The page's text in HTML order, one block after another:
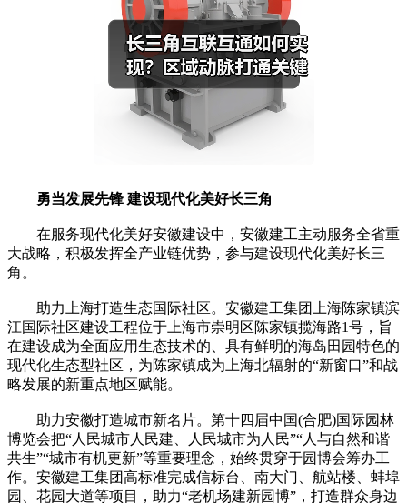
勇当发展先锋 建设现代化美好长三角
在服务现代化美好安徽建设中，安徽建工主动服务全省重
大战略，积极发挥全产业链优势，参与建设现代化美好长三
角。
助力上海打造生态国际社区。安徽建工集团上海陈家镇滨
江国际社区建设工程位于上海市崇明区陈家镇揽海路1号，旨
在建设成为全面应用生态技术的、具有鲜明的海岛田园特色的
现代化生态型社区，为陈家镇成为上海北辐射的“新窗口”和战
略发展的新重点地区赋能。
助力安徽打造城市新名片。第十四届中国(合肥)国际园林
博览会把“人民城市人民建、人民城市为人民”“人与自然和谐
共生”“城市有机更新”等重要理念，始终贯穿于园博会筹办工
作。安徽建工集团高标准完成信标台、南大门、航站楼、蚌埠
园、花园大道等项目，助力“老机场建新园博”，打造群众身边